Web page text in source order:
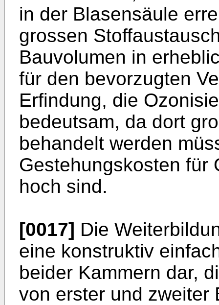
in der Blasensäule
grossen
Bauvolumen in
für den bevorzugten
Erfindung, die
bedeutsam, da dort
behandelt werden
Gestehungskosten für
hoch sind.
[0017] Die
eine konstruktiv
beider Kammern dar,
von erster und zweiter